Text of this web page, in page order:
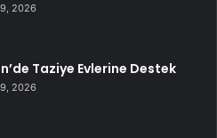
2026
Taziye Evlerine Destek
2026